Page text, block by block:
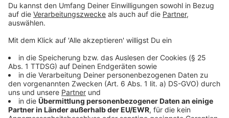
sollten nicht zum Schnelltest gehen, sondern eine
Arztpraxis kontaktieren.
Das Gesundheitsamt appelliert an alle, die
Quarantäneverordnung eigenverantwortlich
umzusetzen: Personen, die sich wegen
Erkältungssymptomen oder einem positiven
Coronaschnell- oder Coronaselbsttest einem PCR-
Test unterzogen haben, müssen sich bis zum Vorliegen